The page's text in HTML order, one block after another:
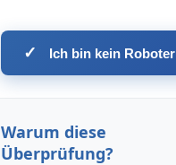
✓ Ich bin kein Roboter
Warum diese
Überprüfung?